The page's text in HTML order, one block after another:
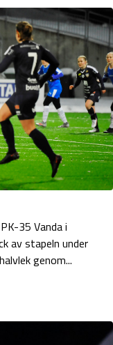
35 Vanda i
av stapeln under
genom...